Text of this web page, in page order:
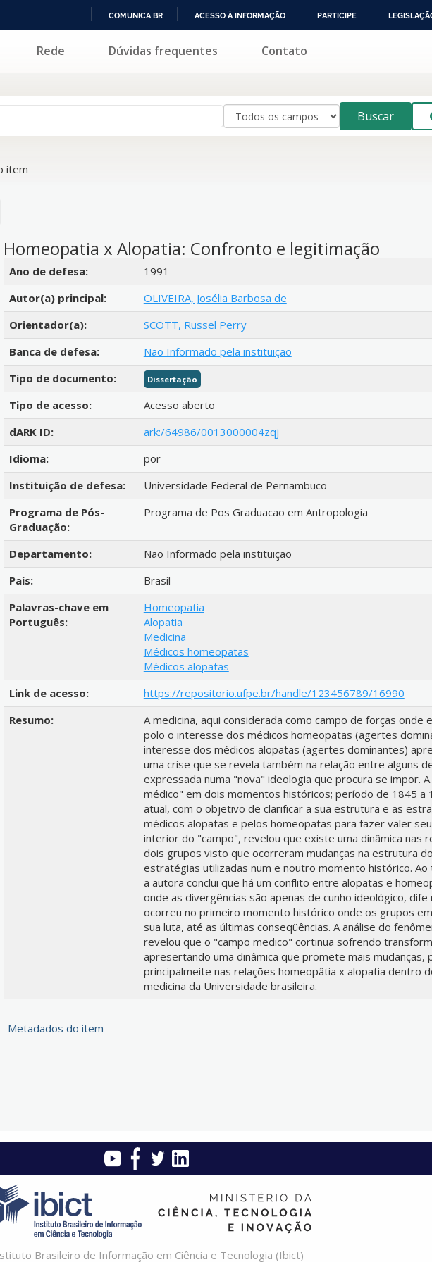
PARA
COMUNICA BR ACESSO À INFORMAÇÃO PARTICIPE
Rede Dúvidas frequentes Contato
Buscar
item
Homeopatia x Alopatia: Confronto e legitimação
Detalhes bibliográficos
Ano de defesa:
1991
Autor(a) principal:
OLIVEIRA, Josélia Barbosa de
Orientador(a):
SCOTT, Russel Perry
Banca de defesa:
Não Informado pela instituição
Tipo de documento:
Dissertação
Tipo de acesso:
Acesso aberto
dARK ID:
ark:/64986/0013000004zqj
Idioma:
por
Instituição de defesa:
Universidade Federal de Pernambuco
Programa de Pós-
Graduação:
Programa de Pos Graduacao em Antropologia
Departamento:
Não Informado pela instituição
País:
Brasil
Palavras-chave em
Português:
Homeopatia
Alopatia
Medicina
Médicos homeopatas
Médicos alopatas
Link de acesso:
https://repositorio.ufpe.br/handle/123456789/16990
Resumo:
A medicina, aqui considerada como campo de forças onde
polo o interesse dos médicos homeopatas (agertes
interesse dos médicos alopatas (agertes dominantes)
uma crise que se revela também na relação entre alguns
expressada numa "nova" ideologia que procura se impor.
médico" em dois momentos históricos; período de 1845 a
atual, com o objetivo de clarificar a sua estrutura e as
médicos alopatas e pelos homeopatas para fazer valer
interior do "campo", revelou que existe uma dinâmica nas
dois grupos visto que ocorreram mudanças na estrutura
estratégias utilizadas num e noutro momento histórico. Ao
a autora conclui que há um conflito entre alopatas e
onde as divergências são apenas de cunho ideológico,
ocorreu no primeiro momento histórico onde os grupos
sua luta, até as últimas conseqüências. A análise do
revelou que o "campo medico" cortinua sofrendo
apresertando uma dinâmica que promete mais mudanças,
principalmeite nas relações homeopâtia x alopatia dentro
medicina da Universidade brasileira.
Metadados do item
Brasileiro de Informação em Ciência e Tecnologia (Ibict)